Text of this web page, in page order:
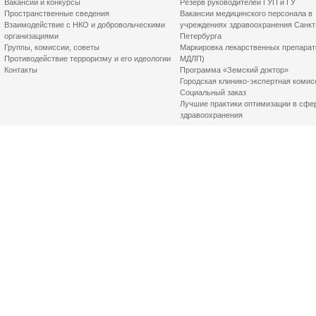
Вакансии и конкурсы
Пространственные сведения
Взаимодействие с НКО и добровольческими
организациями
Группы, комиссии, советы
Противодействие терроризму и его идеологии
Контакты
Резерв руководителей ГУП и ГУ
Вакансии медицинского персонала в
учреждениях здравоохранения
Петербурга
Маркировка лекарственных
МДЛП)
Программа «Земский доктор»
Городская клинико-экспертная
Социальный заказ
Лучшие практики оптимизации в
здравоохранения